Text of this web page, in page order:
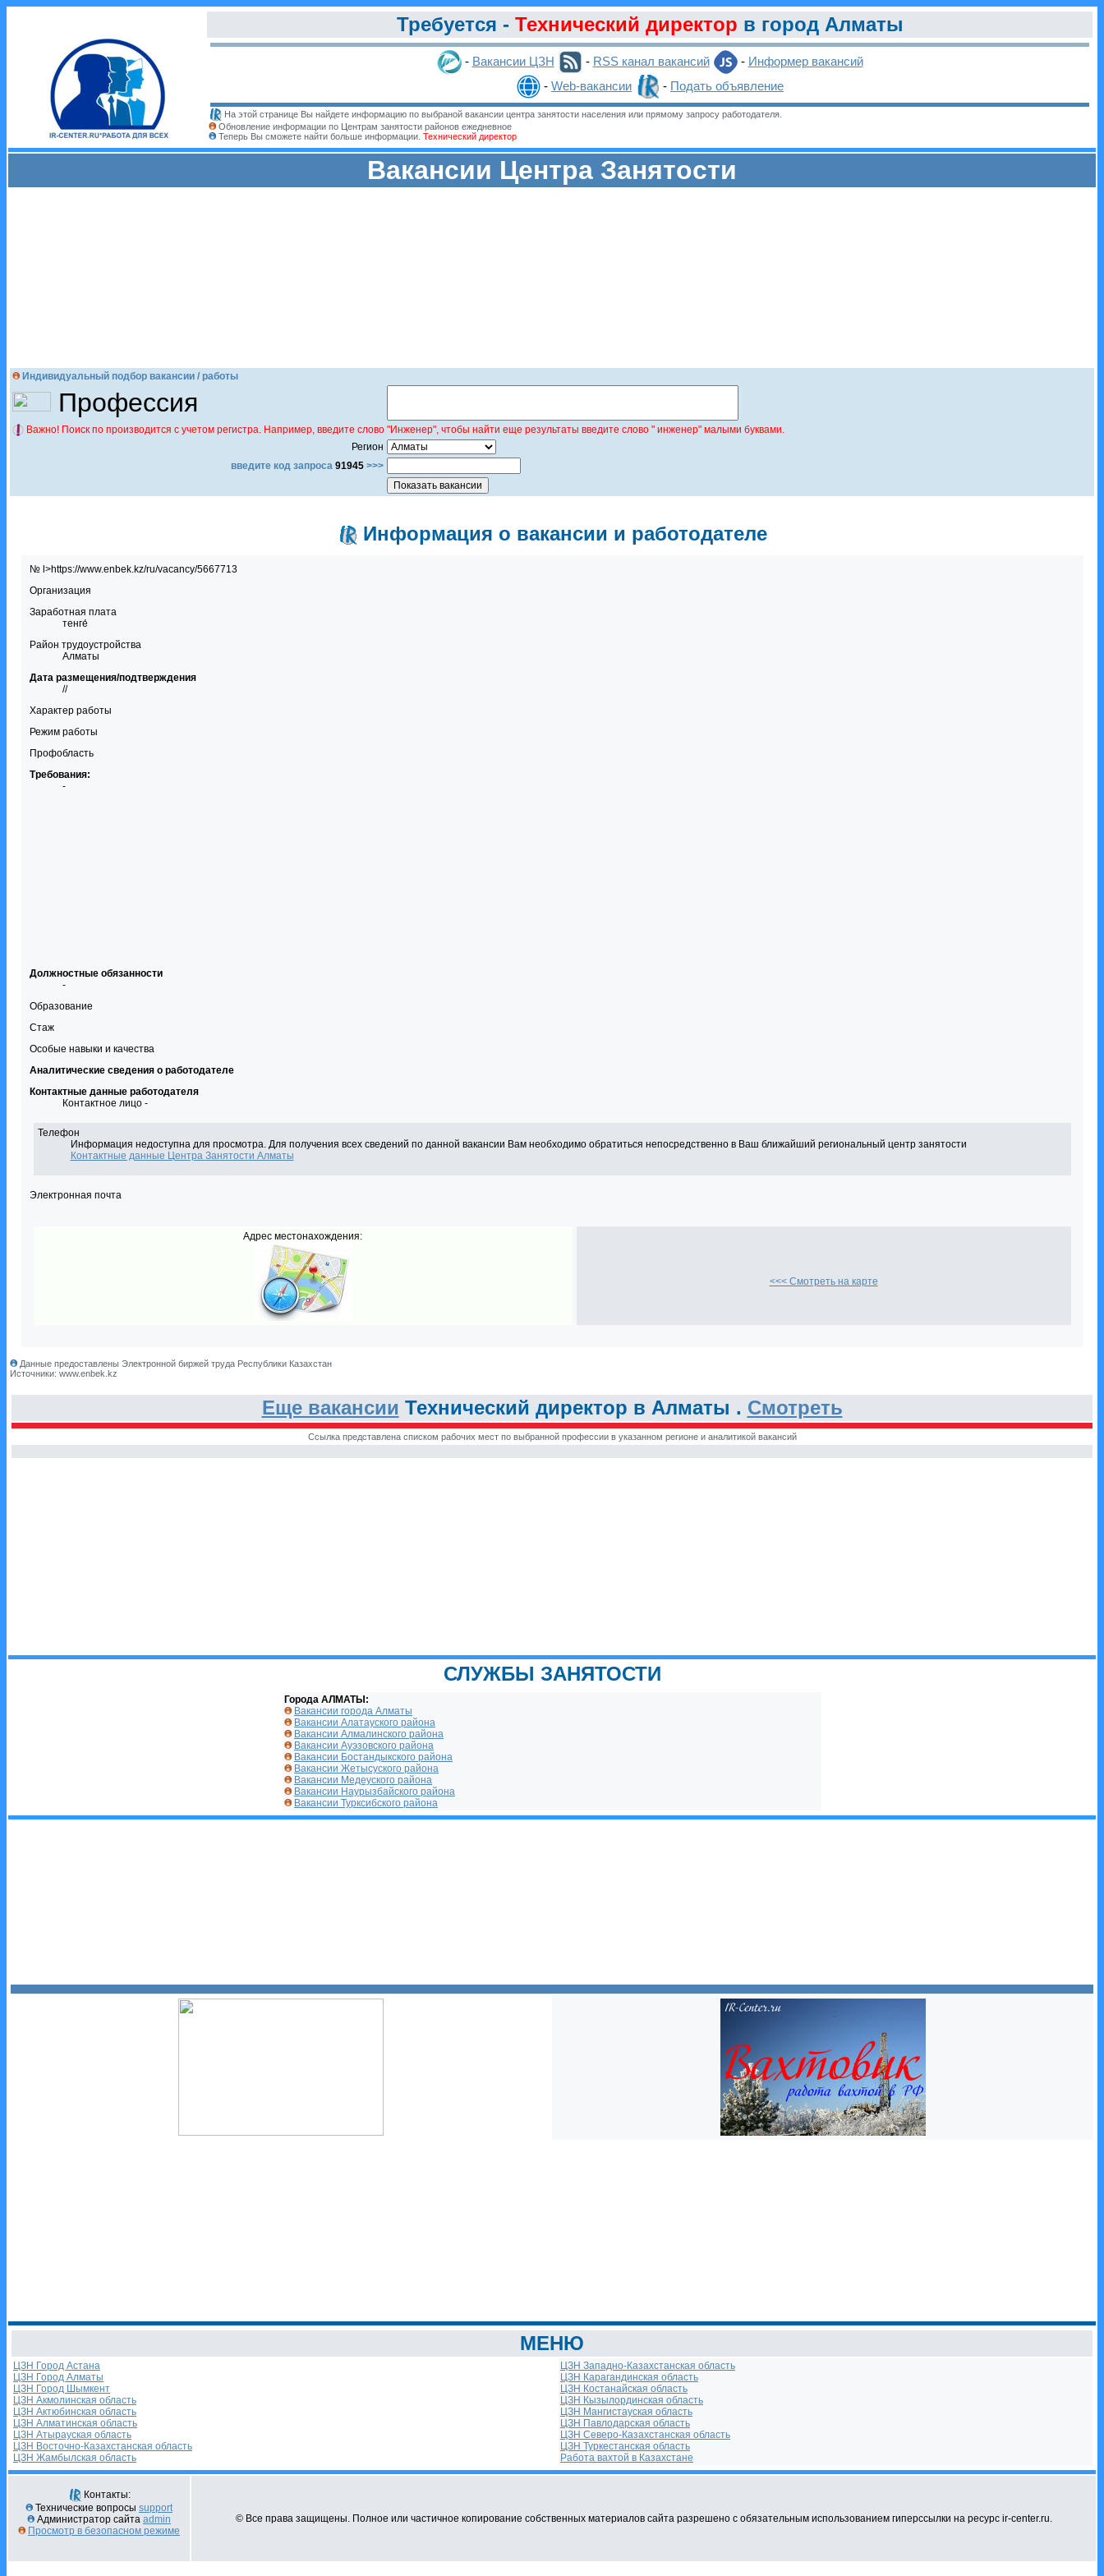
Требуется - Технический директор в город Алматы
- Вакансии ЦЗН - RSS канал вакансий - Информер вакансий
- Web-вакансии - Подать объявление
На этой странице Вы найдете информацию по выбраной вакансии центра занятости населения или прямому запросу работодателя.
Обновление информации по Центрам занятости районов ежедневное
Теперь Вы сможете найти больше информации. Технический директор
Вакансии Центра Занятости
Индивидуальный подбор вакансии / работы
Профессия
Важно! Поиск по производится с учетом регистра. Например, введите слово "Инженер", чтобы найти еще результаты введите слово " инженер" малыми буквами.
Регион
введите код запроса 91945 >>>
Информация о вакансии и работодателе
№ l>https://www.enbek.kz/ru/vacancy/5667713
Организация
Заработная плата
тенге́
Район трудоустройства
Алматы
Дата размещения/подтверждения
//
Характер работы
Режим работы
Профобласть
Требования:
-
Должностные обязанности
-
Образование
Стаж
Особые навыки и качества
Аналитические сведения о работодателе
Контактные данные работодателя
Контактное лицо -
Телефон
Информация недоступна для просмотра. Для получения всех сведений по данной вакансии Вам необходимо обратиться непосредственно в Ваш ближайший региональный центр занятости
Контактные данные Центра Занятости Алматы
Электронная почта
Адрес местонахождения:
<<< Смотреть на карте
Данные предоставлены Электронной биржей труда Республики Казахстан
Источники: www.enbek.kz
Еще вакансии Технический директор в Алматы . Смотреть
Ссылка представлена списком рабочих мест по выбранной профессии в указанном регионе и аналитикой вакансий
СЛУЖБЫ ЗАНЯТОСТИ
Города АЛМАТЫ:
Вакансии города Алматы
Вакансии Алатауского района
Вакансии Алмалинского района
Вакансии Ауэзовского района
Вакансии Бостандыкского района
Вакансии Жетысуского района
Вакансии Медеуского района
Вакансии Наурызбайского района
Вакансии Турксибского района
МЕНЮ
ЦЗН Город Астана
ЦЗН Город Алматы
ЦЗН Город Шымкент
ЦЗН Акмолинская область
ЦЗН Актюбинская область
ЦЗН Алматинская область
ЦЗН Атырауская область
ЦЗН Восточно-Казахстанская область
ЦЗН Жамбылская область
ЦЗН Западно-Казахстанская область
ЦЗН Карагандинская область
ЦЗН Костанайская область
ЦЗН Кызылординская область
ЦЗН Мангистауская область
ЦЗН Павлодарская область
ЦЗН Северо-Казахстанская область
ЦЗН Туркестанская область
Работа вахтой в Казахстане
Контакты:
Технические вопросы support
Администратор сайта admin
Просмотр в безопасном режиме
© Все права защищены. Полное или частичное копирование собственных материалов сайта разрешено с обязательным использованием гиперссылки на ресурс ir-center.ru.